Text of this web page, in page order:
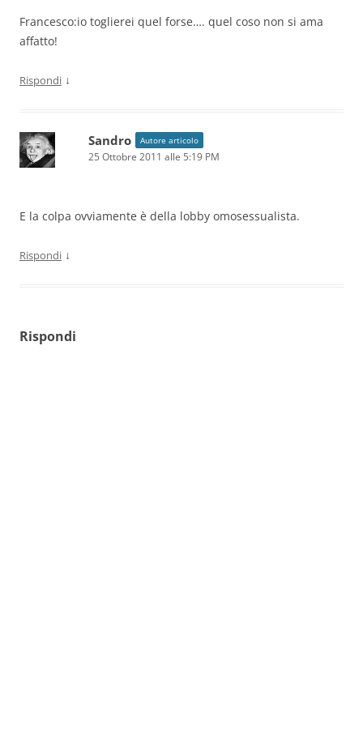
Francesco:io toglierei quel forse…. quel coso non si ama
affatto!
Rispondi ↓
Sandro Autore articolo
25 Ottobre 2011 alle 5:19 PM
E la colpa ovviamente è della lobby omosessualista.
Rispondi ↓
Rispondi